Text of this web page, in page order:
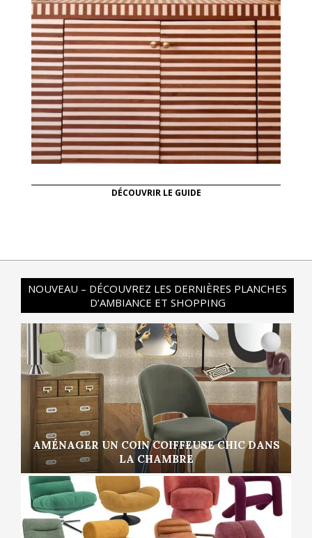
DÉCOUVRIR LE GUIDE
NOUVEAU – DÉCOUVREZ LES DERNIÈRES PLANCHES
D’AMBIANCE ET SHOPPING
AMÉNAGER UN COIN COIFFEUSE CHIC DANS
LA CHAMBRE